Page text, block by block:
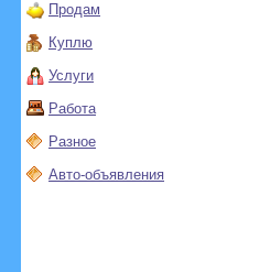
Продам
Куплю
Услуги
Работа
Разное
Авто-объявления